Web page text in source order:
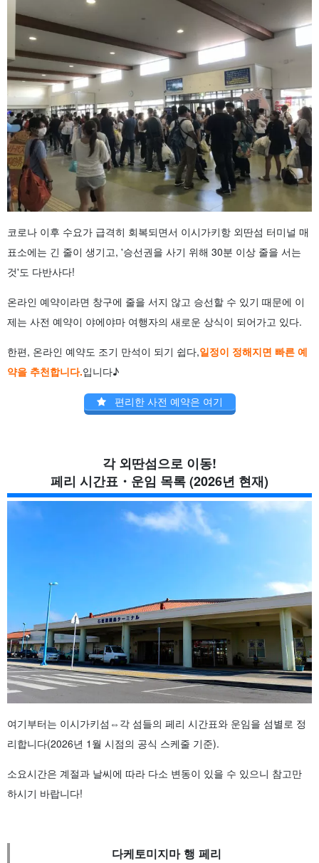
코로나 이후 수요가 급격히 회복되면서 이시가키항 외딴섬 터미널 매
표소에는 긴 줄이 생기고, '승선권을 사기 위해 30분 이상 줄을 서는
것'도 다반사다!
온라인 예약이라면 창구에 줄을 서지 않고 승선할 수 있기 때문에 이
제는 사전 예약이 야에야마 여행자의 새로운 상식이 되어가고 있다.
한편, 온라인 예약도 조기 만석이 되기 쉽다,일정이 정해지면 빠른 예
약을 추천합니다.입니다♪
편리한 사전 예약은 여기
각 외딴섬으로 이동!
페리 시간표・운임 목록 (2026년 현재)
여기부터는 이시가키섬⇔각 섬들의 페리 시간표와 운임을 섬별로 정
리합니다(2026년 1월 시점의 공식 스케줄 기준).
소요시간은 계절과 날씨에 따라 다소 변동이 있을 수 있으니 참고만
하시기 바랍니다!
다케토미지마 행 페리